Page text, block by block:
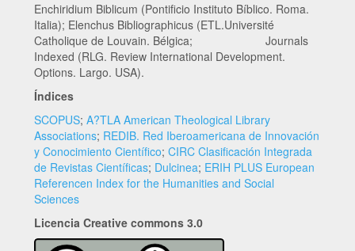
Enchiridium Biblicum (Pontificio Instituto Bíblico. Roma.
Italia); Elenchus Bibliographicus (ETL.Université
Catholique de Louvain. Bélgica; Journals
Indexed (RLG. Review International Development.
Options. Largo. USA).
Índices
SCOPUS; A?TLA American Theological Library
Associations; REDIB. Red Iberoamericana de Innovación
y Conocimiento Científico; CIRC Clasificación Integrada
de Revistas Científicas; Dulcinea; ERIH PLUS European
Referencen Index for the Humanities and Social
Sciences
Licencia Creative commons 3.0